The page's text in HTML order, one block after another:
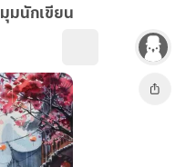
มุมนักเขียน